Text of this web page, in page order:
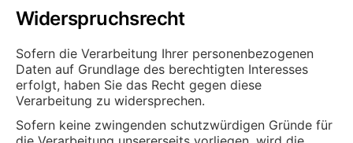
Widerspruchsrecht
Sofern die Verarbeitung Ihrer personenbezogenen
Daten auf Grundlage des berechtigten Interesses
erfolgt, haben Sie das Recht gegen diese
Verarbeitung zu widersprechen.
Sofern keine zwingenden schutzwürdigen Gründe für